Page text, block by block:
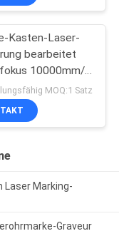
Kasten-Laser-
bearbeitet
10000mm/S
RingMOQ:1 Satz
Laser Marking-
Graveur